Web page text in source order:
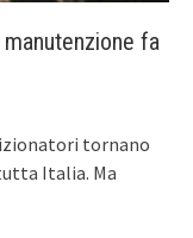
fa
tornano
Italia. Ma